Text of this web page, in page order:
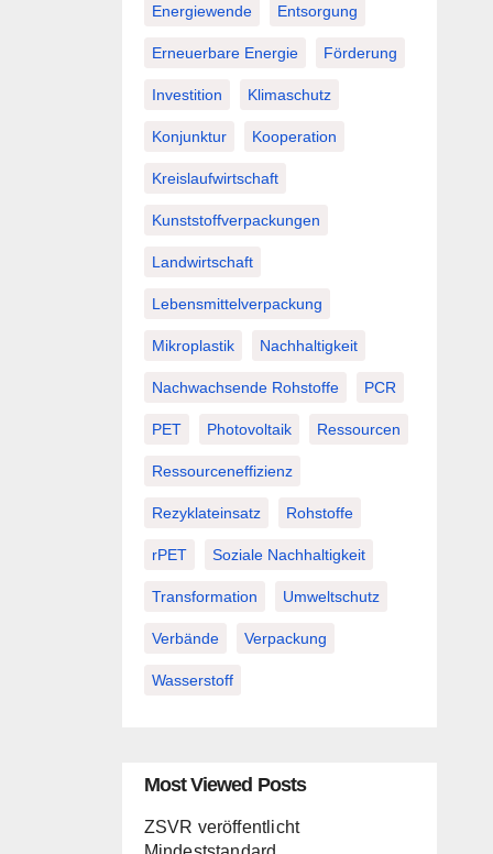
Energiewende Entsorgung
Erneuerbare Energie Förderung
Investition Klimaschutz
Konjunktur Kooperation
Kreislaufwirtschaft
Kunststoffverpackungen
Landwirtschaft
Lebensmittelverpackung
Mikroplastik Nachhaltigkeit
Nachwachsende Rohstoffe PCR
PET Photovoltaik Ressourcen
Ressourceneffizienz
Rezyklateinsatz Rohstoffe
rPET Soziale Nachhaltigkeit
Transformation Umweltschutz
Verbände Verpackung
Wasserstoff
Most Viewed Posts
ZSVR veröffentlicht